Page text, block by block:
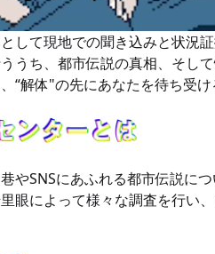
して現地での聞き込みと状況
うち、都市伝説の真相、そし
“解体"の先にあなたを待ち受
やSNSにあふれる都市伝説に
眼によって様々な調査を行い